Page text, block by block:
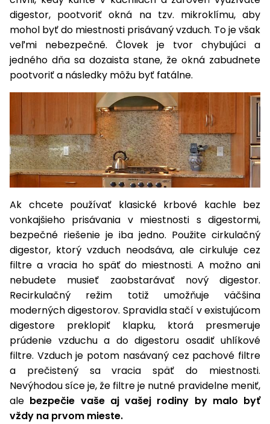
digestor, pootvoriť okná na tzv. mikroklímu, aby
mohol byť do miestnosti prisávaný vzduch. To je však
veľmi nebezpečné. Človek je tvor chybujúci a
jedného dňa sa dozaista stane, že okná zabudnete
pootvoriť a následky môžu byť fatálne.
Ak chcete používať klasické krbové kachle bez
vonkajšieho prisávania v miestnosti s digestormi,
bezpečné riešenie je iba jedno. Použite cirkulačný
digestor, ktorý vzduch neodsáva, ale cirkuluje cez
filtre a vracia ho späť do miestnosti. A možno ani
nebudete musieť zaobstarávať nový digestor.
Recirkulačný režim totiž umožňuje väčšina
moderných digestorov. Spravidla stačí v existujúcom
digestore preklopiť klapku, ktorá presmeruje
prúdenie vzduchu a do digestoru osadiť uhlíkové
filtre. Vzduch je potom nasávaný cez pachové filtre
a prečistený sa vracia späť do miestnosti.
Nevýhodou síce je, že filtre je nutné pravidelne meniť,
ale bezpečie vaše aj vašej rodiny by malo byť
vždy na prvom mieste.